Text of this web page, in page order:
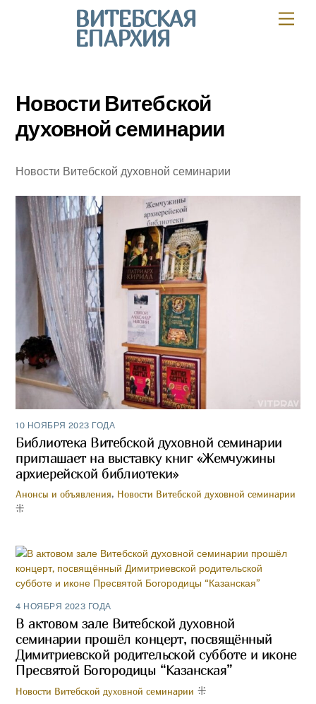
ВИТЕБСКАЯ
ЕПАРХИЯ
Новости Витебской
духовной семинарии
Новости Витебской духовной семинарии
10 НОЯБРЯ 2023 ГОДА
Библиотека Витебской духовной семинарии
приглашает на выставку книг «Жемчужины
архиерейской библиотеки»
Анонсы и объявления, Новости Витебской духовной семинарии
4 НОЯБРЯ 2023 ГОДА
В актовом зале Витебской духовной
семинарии прошёл концерт, посвящённый
Димитриевской родительской субботе и иконе
Пресвятой Богородицы “Казанская”
Новости Витебской духовной семинарии